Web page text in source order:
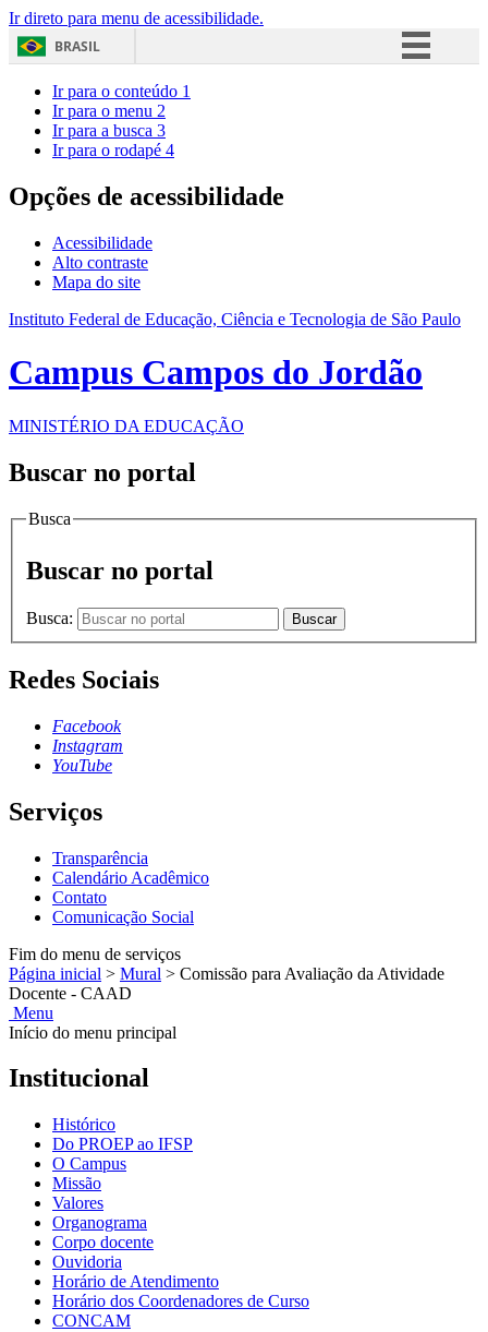
Ir direto para menu de acessibilidade.
BRASIL
Acesso à informação
Ir para o conteúdo 1
Ir para o menu 2
Ir para a busca 3
Ir para o rodapé 4
Opções de acessibilidade
Acessibilidade
Alto contraste
Mapa do site
Instituto Federal de Educação, Ciência e Tecnologia de São Paulo
Campus Campos do Jordão
MINISTÉRIO DA EDUCAÇÃO
Buscar no portal
Busca
Buscar no portal
Busca: Buscar
Redes Sociais
Facebook
Instagram
YouTube
Serviços
Transparência
Calendário Acadêmico
Contato
Comunicação Social
Fim do menu de serviços
Página inicial > Mural > Comissão para Avaliação da Atividade
Docente - CAAD
Menu
Início do menu principal
Institucional
Histórico
Do PROEP ao IFSP
O Campus
Missão
Valores
Organograma
Corpo docente
Ouvidoria
Horário de Atendimento
Horário dos Coordenadores de Curso
CONCAM